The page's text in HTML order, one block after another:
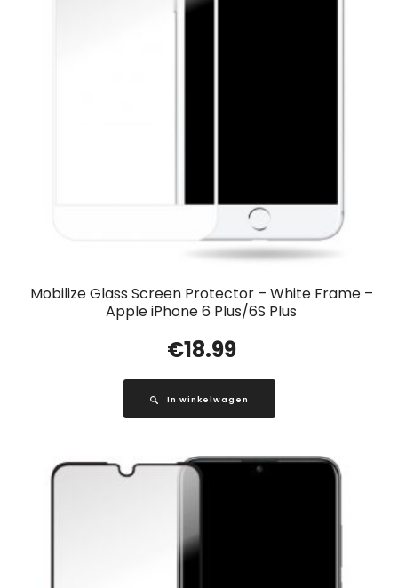
Mobilize Glass Screen Protector – White Frame –
Apple iPhone 6 Plus/6S Plus
€18.99
In winkelwagen